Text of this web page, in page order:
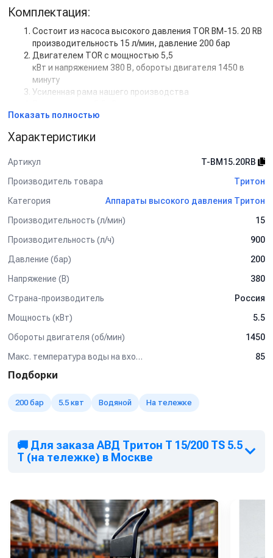
Комплектация:
Состоит из насоса высокого давления TOR BM-15. 20 RB
производительность 15 л/мин, давление 200 бар
Двигателем TOR с мощностью 5,5
кВт и напряжением 380 В, обороты двигателя 1450 в
минуту
Усиленная рама нашего производства
Регулятором высокого давления с системой Total Stop
M22x1.5, выход 1/4, с вращением, плавный пуск,
Форсунка 25045, 1/4внеш, нерж.сталь
Копье литое L=90сm (изогнутое), 1/4внеш, оцинк.сталь
Шланг ВД гайка-гайка, 2SN-06, 450 бар, 40 м
Пенная насадка LS3 1,8мм, 1/4 внут.
1/4внеш-1/4внеш, оцинк.сталь
Муфта-байонет KW, 250bar, 1/4внеш, латунь (на себя)
(10702070/260422/3135578)
Дополнительная комплектация:
Манометр
Задержка выключения двигателя с таймером (от 5 сек
до 50 сек)
Кнопкой на 12В для установки на стену.
Рама на колесах
Барабан для шланга от 10 м до 50 м
Шланг высокого давления от 1 м до 50 м
Турбофреза
Спектр применения:
Используется на профессиональных автомойках, как
поверхностей к нанесению покрытий без использования
абразива
Мойка котлов, теплообменников, испарителей и другого
оборудования от отложений и накипи
Мойка полов и открытых площадок
Показать полностью
Характеристики
Артикул
T-BM15.20RB
Производитель товара
Тритон
Категория
Аппараты высокого давления Тритон
Производительность (л/мин)
15
Производительность (л/ч)
900
Давление (бар)
200
Напряжение (В)
380
Страна-производитель
Россия
Мощность (кВт)
5.5
Обороты двигателя (об/мин)
1450
Макс. температура воды на входе (°C)
85
Подборки
200 бар 5.5 квт Водяной На тележке
🚚 Для заказа АВД Тритон Т 15/200 TS 5.5
T (на тележке) в Москве